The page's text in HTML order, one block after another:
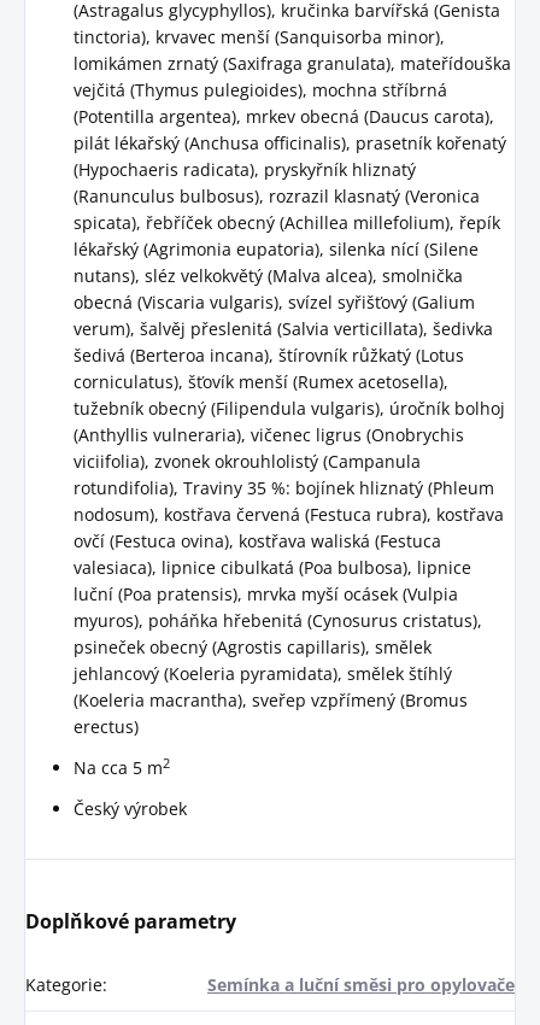
(Astragalus glycyphyllos), kručinka barvířská (Genista
tinctoria), krvavec menší (Sanquisorba minor),
lomikámen zrnatý (Saxifraga granulata), mateřídouška
vejčitá (Thymus pulegioides), mochna stříbrná
(Potentilla argentea), mrkev obecná (Daucus carota),
pilát lékařský (Anchusa officinalis), prasetník kořenatý
(Hypochaeris radicata), pryskyřník hliznatý
(Ranunculus bulbosus), rozrazil klasnatý (Veronica
spicata), řebříček obecný (Achillea millefolium), řepík
lékařský (Agrimonia eupatoria), silenka nící (Silene
nutans), sléz velkokvětý (Malva alcea), smolnička
obecná (Viscaria vulgaris), svízel syřišťový (Galium
verum), šalvěj přeslenitá (Salvia verticillata), šedivka
šedivá (Berteroa incana), štírovník růžkatý (Lotus
corniculatus), šťovík menší (Rumex acetosella),
tužebník obecný (Filipendula vulgaris), úročník bolhoj
(Anthyllis vulneraria), vičenec ligrus (Onobrychis
viciifolia), zvonek okrouhlolistý (Campanula
rotundifolia), Traviny 35 %: bojínek hliznatý (Phleum
nodosum), kostřava červená (Festuca rubra), kostřava
ovčí (Festuca ovina), kostřava waliská (Festuca
valesiaca), lipnice cibulkatá (Poa bulbosa), lipnice
luční (Poa pratensis), mrvka myší ocásek (Vulpia
myuros), poháňka hřebenitá (Cynosurus cristatus),
psineček obecný (Agrostis capillaris), smělek
jehlancový (Koeleria pyramidata), smělek štíhlý
(Koeleria macrantha), sveřep vzpřímený (Bromus
erectus)
Na cca 5 m2
Český výrobek
Doplňkové parametry
Kategorie: Semínka a luční směsi pro opylovače